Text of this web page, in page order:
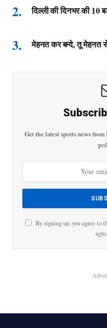
दिल्ली की दिनभर की 10
मेहनत कर बन्दे, तू मेहनत
Get the latest sports news
By signing up, you agree to